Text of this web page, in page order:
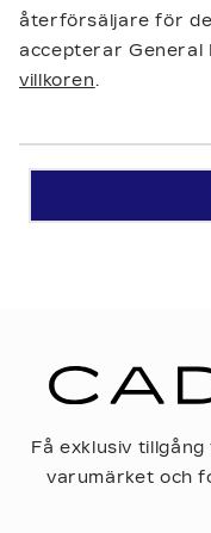
återförsäljare för
accepterar General
villkoren.